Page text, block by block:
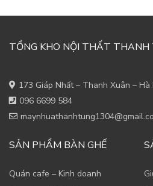
TỔNG KHO NỘI THẤT THANH
173 Giáp Nhất – Thanh Xuân – Hà
096 6699 584
SẢN PHẨM BÀN GHẾ
Quán cafe – Kinh doanh